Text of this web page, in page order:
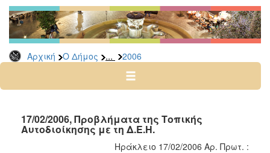
Αρχική Ο Δήμος ... 2006
Δελτία
Τύπου
Αρχείο
2026
2024
2022
17/02/2006, Προβλήματα της Τοπικής
Αυτοδιοίκησης με τη Δ.Ε.Η.
Ηράκλειο 17/02/2006 Αρ. Πρωτ. :